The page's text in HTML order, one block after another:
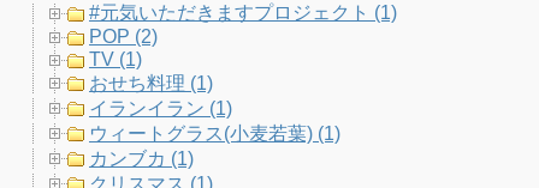
b
o
o
k
t
e
r
g
r
a
e
#元気いただきますプロジェクト (1)
POP (2)
TV (1)
おせち料理 (1)
イランイラン (1)
ウィートグラス(小麦若葉) (1)
カンブカ (1)
クリスマス (1)